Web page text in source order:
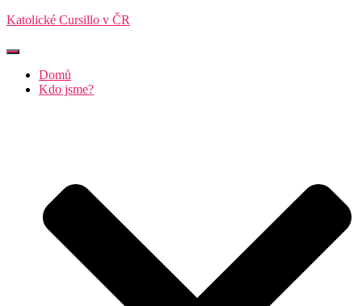
Katolické Cursillo v ČR
Přepnout
navigaciDomů
Kdo jsme?